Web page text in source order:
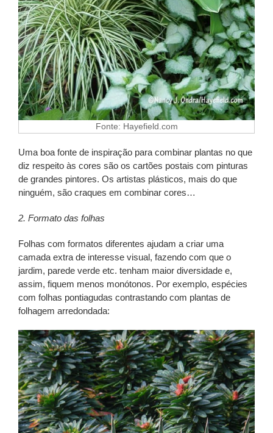
Fonte: Hayefield.com
Uma boa fonte de inspiração para combinar plantas no que
diz respeito às cores são os cartões postais com pinturas
de grandes pintores. Os artistas plásticos, mais do que
ninguém, são craques em combinar cores…
2. Formato das folhas
Folhas com formatos diferentes ajudam a criar uma
camada extra de interesse visual, fazendo com que o
jardim, parede verde etc. tenham maior diversidade e,
assim, fiquem menos monótonos. Por exemplo, espécies
com folhas pontiagudas contrastando com plantas de
folhagem arredondada: